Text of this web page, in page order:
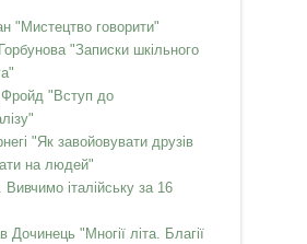
"Мистецтво говорити"
Горбунова "Записки шкільного
"Вступ до
"Як завойовувати друзів
на людей"
Вивчимо італійську за 16
Дочинець "Многії літа. Благії